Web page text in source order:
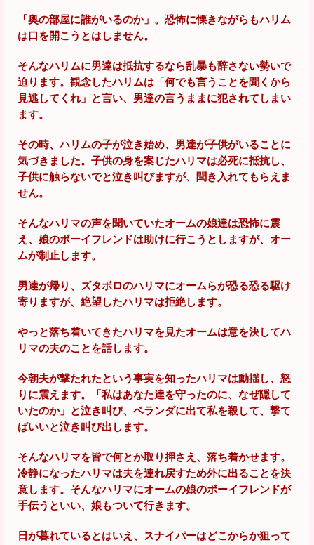
「奥の部屋に誰がいるのか」。恐怖に慄きながらもハリム
は口を開こうとはしません。
そんなハリムに男達は抵抗するなら乱暴も辞さない勢いで
迫ります。観念したハリムは「何でも言うことを聞くから
見逃してくれ」と言い、男達の言うままに犯されてしまい
ます。
その時、ハリムの子が泣き始め、男達が子供がいることに
気づきました。子供の身を案じたハリマは必死に抵抗し、
子供に触らないでと泣き叫びますが、聞き入れてもらえま
せん。
そんなハリマの声を聞いていたオームの娘達は恐怖に震
え、娘のボーイフレンドは助けに行こうとしますが、オー
ムが制止します。
男達が帰り、ズタボロのハリマにオームらが恐る恐る駆け
寄りますが、絶望したハリマは拒絶します。
やっと落ち着いてきたハリマを見たオームは意を決してハ
リマの夫のことを話します。
今朝夫が撃たれたという事実を知ったハリマは動揺し、怒
りに震えます。「私はあなた達を守ったのに、なぜ隠して
いたのか」と泣き叫び、ベランダに出て私を殺して、撃て
ばいいと泣き叫び出します。
そんなハリマを皆で何とか取り押さえ、落ち着かせます。
冷静になったハリマは夫を連れ戻すため外に出ることを決
意します。そんなハリマにオームの娘のボーイフレンドが
手伝うといい、娘もついて行きます。
日が暮れているとはいえ、スナイパーはどこからか狙って